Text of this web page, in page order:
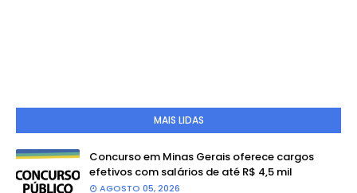
MAIS LIDAS
Concurso em Minas Gerais oferece cargos
efetivos com salários de até R$ 4,5 mil
AGOSTO 05, 2026